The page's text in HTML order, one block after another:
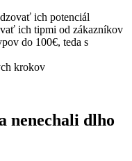
ich potenciál
ich tipmi od zákazníkov
do 100€, teda s
krokov
nenechali dlho